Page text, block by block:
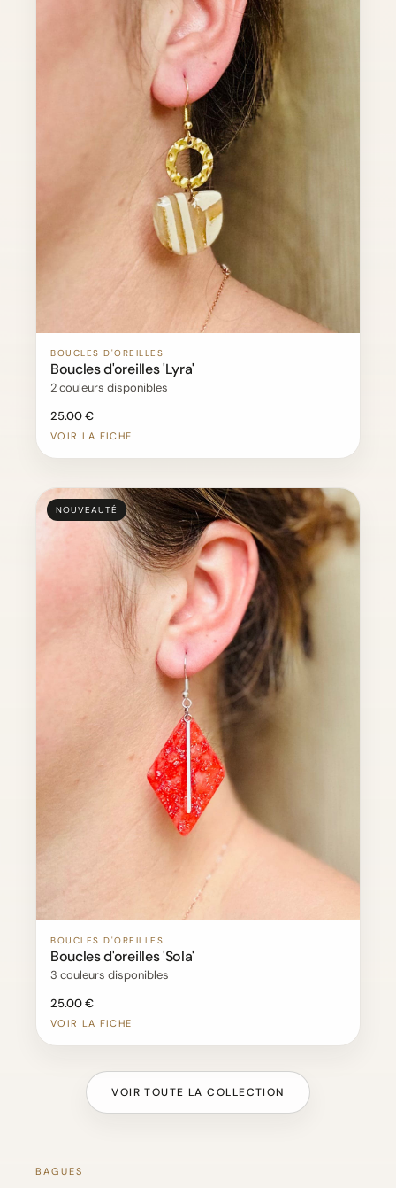
BOUCLES D'OREILLES
Boucles d'oreilles 'Lyra'
2 couleurs disponibles
25.00 €
VOIR LA FICHE
NOUVEAUTÉ
BOUCLES D'OREILLES
Boucles d'oreilles 'Sola'
3 couleurs disponibles
25.00 €
VOIR LA FICHE
VOIR TOUTE LA COLLECTION
BAGUES